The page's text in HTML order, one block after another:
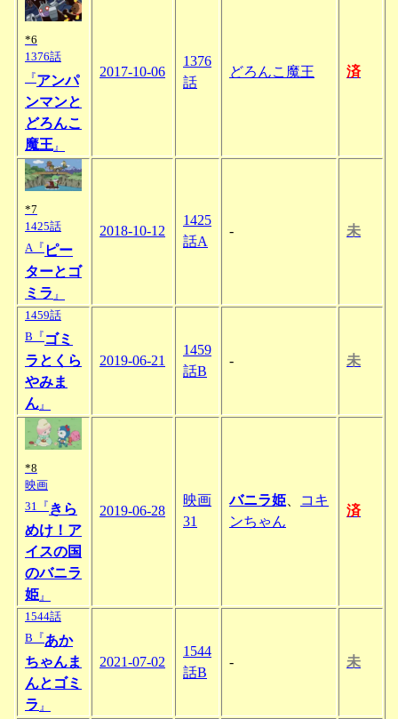
*6
1376話
『アンパ
ンマンと
どろんこ
魔王 』
2017-10-06
1376
話
どろんこ魔王 済
*7
1425話
A『 ピー
ターとゴ
ミラ 』
2018-10-12
1425
話A
- 未
1459話
B『 ゴミ
ラとくら
やみま
ん 』
2019-06-21
1459
話B
- 未
*8
映画
31『 きら
めけ！ア
イスの国
のバニラ
姫 』
2019-06-28
映画
31
バニラ姫
コキ
ンちゃん
済
1544話
B『あか
ちゃんま
んとゴミ
ラ 』
2021-07-02
1544
話B
- 未